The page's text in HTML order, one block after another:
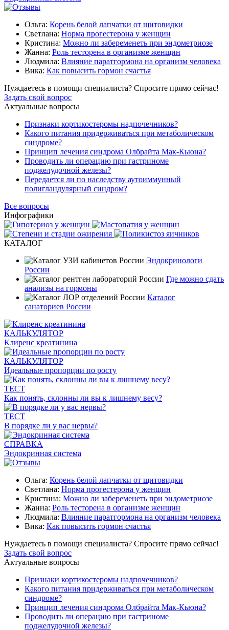
Ольга: Корень белой лапчатки от щитовидки
Светлана: Норма прогестерона у женщин
Кристина: Можно ли забеременеть при эндометриозе
Жанна: Роль тесторена в организме женщин
Людмила: Влияние паратгормона на организм человека
Вика: Как повысить гормон счастья
Нуждаетесь в помощи специалиста? Спросите прямо сейчас!
Задать свой вопрос
Актуальные вопросы
Признаки кортикостеромы надпочечников?
Какого питания придерживаться при метаболическом
синдроме?
Принцип лечения синдрома Олбрайта Мак-Кьюна?
Проводить ли операцию при гастриноме
поджелудочной железы?
Передается ли по наследству аутоиммунный
полигландулярный синдром?
Все вопросы
Инфографики
КАТАЛОГ
Эндокринологи
России
Где можно сдать
анализы на гормоны
Каталог
санаториев России
КАЛЬКУЛЯТОР
Клиренс креатинина
КАЛЬКУЛЯТОР
Идеальные пропорции по росту
ТЕСТ
Как понять, склонны ли вы к лишнему весу?
ТЕСТ
В порядке ли у вас нервы?
СПРАВКА
Эндокринная система
Ольга: Корень белой лапчатки от щитовидки
Светлана: Норма прогестерона у женщин
Кристина: Можно ли забеременеть при эндометриозе
Жанна: Роль тесторена в организме женщин
Людмила: Влияние паратгормона на организм человека
Вика: Как повысить гормон счастья
Нуждаетесь в помощи специалиста? Спросите прямо сейчас!
Задать свой вопрос
Актуальные вопросы
Признаки кортикостеромы надпочечников?
Какого питания придерживаться при метаболическом
синдроме?
Принцип лечения синдрома Олбрайта Мак-Кьюна?
Проводить ли операцию при гастриноме
поджелудочной железы?